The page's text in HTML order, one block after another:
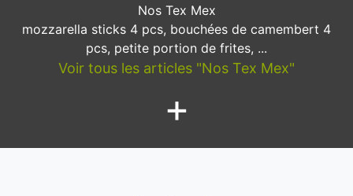
Nos Tex Mex
mozzarella sticks 4 pcs, bouchées de camembert 4
pcs, petite portion de frites, ...
Voir tous les articles "Nos Tex Mex"
+